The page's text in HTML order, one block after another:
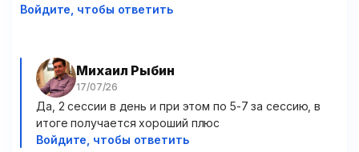
Войдите, чтобы ответить
Михаил Рыбин
Да, 2 сессии в день и при этом по 5-7 за сессию, в
итоге получается хороший плюс
Войдите, чтобы ответить